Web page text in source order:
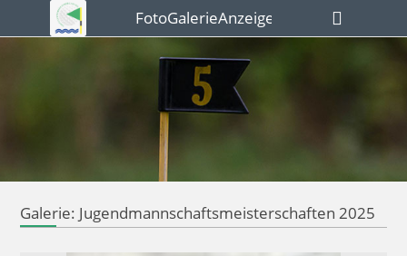
FotoGalerieAnzeigen
Galerie: Jugendmannschaftsmeisterschaften 2025